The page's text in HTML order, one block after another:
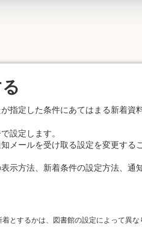
指定した条件にあてはまる新着資
設定します。
メールを受け取る設定を変更する
示方法、新着条件の設定方法、通
とするかは、図書館の設定によって異な